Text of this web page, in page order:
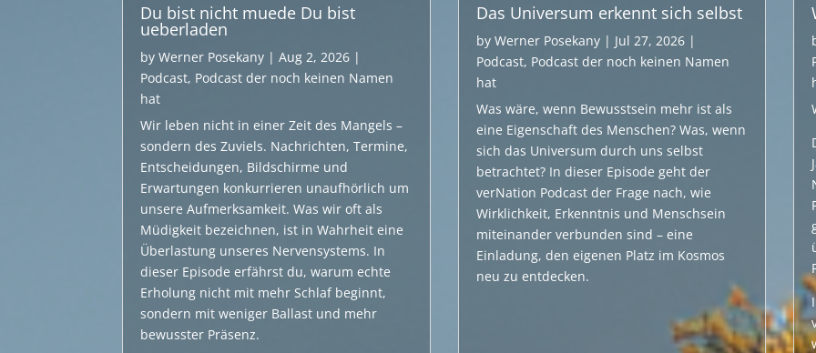
Du bist nicht muede Du bist
ueberladen
byWerner Posekany |Aug 2, 2026 |
Podcast, Podcast der noch keinen Namen
hat
Wir leben nicht in einer Zeit des Mangels –
sondern des Zuviels. Nachrichten, Termine,
Entscheidungen, Bildschirme und
Erwartungen konkurrieren unaufhörlich um
unsere Aufmerksamkeit. Was wir oft als
Müdigkeit bezeichnen, ist in Wahrheit eine
Überlastung unseres Nervensystems. In
dieser Episode erfährst du, warum echte
Erholung nicht mit mehr Schlaf beginnt,
sondern mit weniger Ballast und mehr
bewusster Präsenz.
Das Universum erkennt sich selbst
by Werner Posekany| Jul 27, 2026|
Podcast, Podcast der noch keinen Namen
hat
Was wäre, wenn Bewusstsein mehr ist als
eine Eigenschaft des Menschen? Was, wenn
sich das Universum durch uns selbst
betrachtet? In dieser Episode geht der
verNation Podcast der Frage nach, wie
Wirklichkeit, Erkenntnis und Menschsein
miteinander verbunden sind – eine
Einladung, den eigenen Platz im Kosmos
neu zu entdecken.